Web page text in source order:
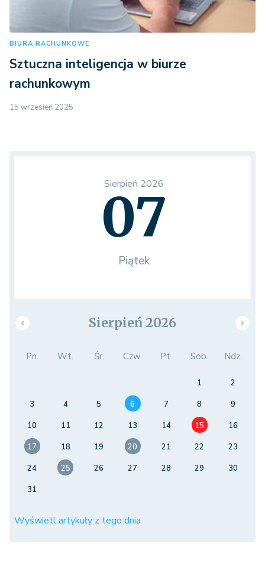
BIURA RACHUNKOWE
Sztuczna inteligencja w biurze
rachunkowym
15 wrzesień 2025
Sierpień 2026
07
Piątek
Sierpień 2026
Pn. Wt. Śr. Czw. Pt. Sob. Ndz.
1
2
3
4 5 6 7 8
9
10
11 12 13 14 15
16
17
18 19 20 21 22
23
24
25 26 27 28 29
30
31
Wyświetl artykuły z tego dnia